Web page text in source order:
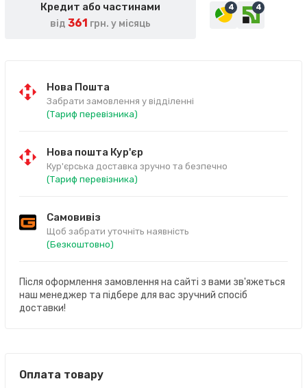
Кредит або частинами
від 361 грн. у місяць
4 4
Нова Пошта
Забрати замовлення у відділенні
(Тариф перевізника)
Нова пошта Кур'єр
Кур'єрська доставка зручно та безпечно
(Тариф перевізника)
Самовивіз
Щоб забрати уточніть наявність
(Безкоштовно)
Після оформлення замовлення на сайті з вами зв'яжеться
наш менеджер та підбере для вас зручний спосіб
доставки!
Оплата товару